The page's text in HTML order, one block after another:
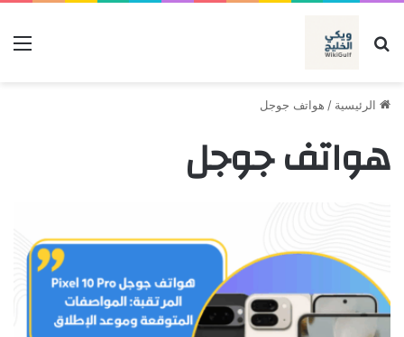
بحث عن
الرئيسية / هواتف جوجل
هواتف جوجل